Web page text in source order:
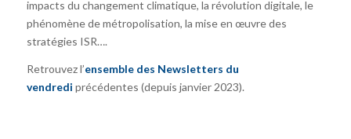
impacts du changement climatique, la révolution digitale, le
phénomène de métropolisation, la mise en œuvre des
stratégies ISR….
Retrouvez l’ensemble des Newsletters du
vendredi précédentes (depuis janvier 2023).